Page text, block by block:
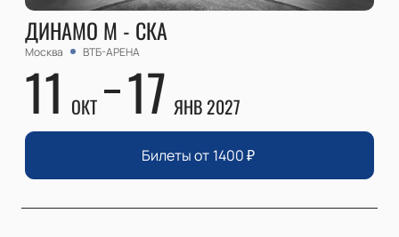
ДИНАМО М - СКА
Москва ВТБ-АРЕНА
11 ОКТ 17 ЯНВ 2027
Билеты от 1400₽